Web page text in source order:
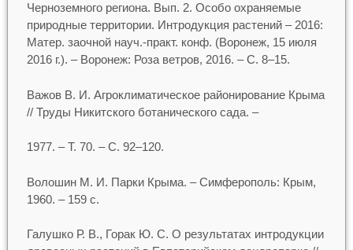
Черноземного региона. Вып. 2. Особо охраняемые
природные территории. Интродукция растений – 2016:
Матер. заочной науч.-практ. конф. (Воронеж, 15 июля
2016 г.). – Воронеж: Роза ветров, 2016. – С. 8–15.
Важов В. И. Агроклиматическое районирование Крыма
// Труды Никитского ботанического сада. –
1977. – Т. 70. – С. 92–120.
Волошин М. И. Парки Крыма. – Симферополь: Крым,
1960. – 159 с.
Галушко Р. В., Горак Ю. С. О результатах интродукции